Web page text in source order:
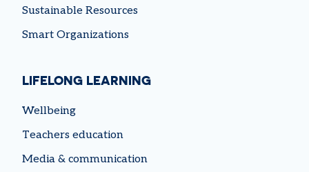
Sustainable Resources
Smart Organizations
LIFELONG LEARNING
Wellbeing
Teachers education
Media & communication